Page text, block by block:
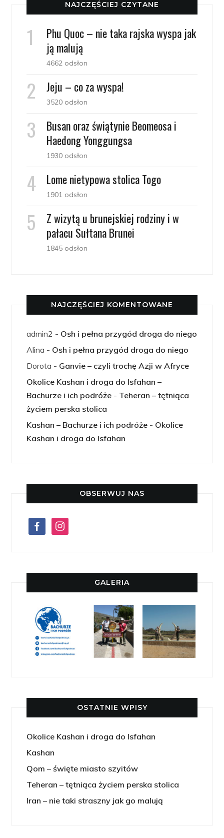
NAJCZĘŚCIEJ CZYTANE
Phu Quoc – nie taka rajska wyspa jak
ją malują
4662 odsłon
Jeju – co za wyspa!
3520 odsłon
Busan oraz świątynie Beomeosa i
Haedong Yonggungsa
1930 odsłon
Lome nietypowa stolica Togo
1901 odsłon
Z wizytą u brunejskiej rodziny i w
pałacu Sułtana Brunei
1845 odsłon
NAJCZĘŚCIEJ KOMENTOWANE
admin2 - Osh i pełna przygód droga do niego
Alina - Osh i pełna przygód droga do niego
Dorota - Ganvie – czyli trochę Azji w Afryce
Okolice Kashan i droga do Isfahan –
Bachurze i ich podróże - Teheran – tętniąca
życiem perska stolica
Kashan – Bachurze i ich podróże - Okolice
Kashan i droga do Isfahan
OBSERWUJ NAS
facebookinstagram
GALERIA
OSTATNIE WPISY
Okolice Kashan i droga do Isfahan
Kashan
Qom – święte miasto szyitów
Teheran – tętniąca życiem perska stolica
Iran – nie taki straszny jak go malują